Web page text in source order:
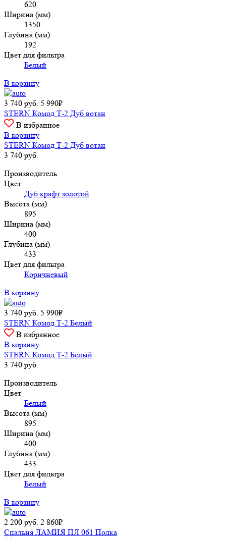
620
Ширина (мм)
1350
Глубина (мм)
192
Цвет для фильтра
Белый
В корзину
3 740 руб. 5 990₽
STERN Комод Т-2 Дуб вотан
В избранное
В корзину
STERN Комод Т-2 Дуб вотан
3 740 руб.
Производитель
Цвет
Дуб крафт золотой
Высота (мм)
895
Ширина (мм)
400
Глубина (мм)
433
Цвет для фильтра
Коричневый
В корзину
3 740 руб. 5 990₽
STERN Комод Т-2 Белый
В избранное
В корзину
STERN Комод Т-2 Белый
3 740 руб.
Производитель
Цвет
Белый
Высота (мм)
895
Ширина (мм)
400
Глубина (мм)
433
Цвет для фильтра
Белый
В корзину
2 200 руб. 2 860₽
Спальня ЛАМИЯ ПЛ 061 Полка